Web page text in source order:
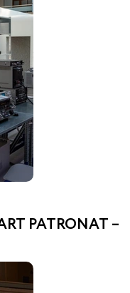
PATRONAT –